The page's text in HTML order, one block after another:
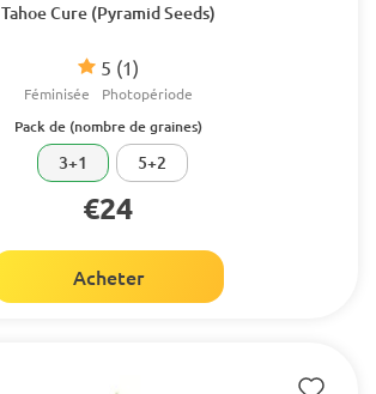
Tahoe Cure (Pyramid Seeds)
5 (1)
Féminisée Photopériode
Pack de (nombre de graines)
3+1 5+2
€24
Acheter